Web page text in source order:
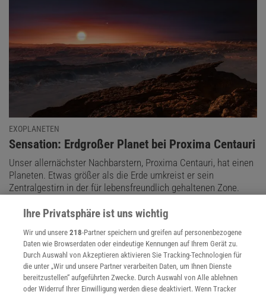
EXOPLANETEN
:
Sensation: Erdgroßer Planet bei Proxima Centauri
Unser allernächster Nachbarstern, Proxima Centauri, hat einen
Planeten. Etwas größer als die Erde umkreist er sein
Zentralgestirn in der für lebensfreundlich gehaltenen Zone.
Ihre Privatsphäre ist uns wichtig
Wir und unsere218-Partner speichern und greifen auf personenbezogene
Daten wie Browserdaten oder eindeutige Kennungen auf Ihrem Gerät zu.
Durch Auswahl von Akzeptieren aktivieren Sie Tracking-Technologien für
die unter „Wir und unsere Partner verarbeiten Daten, um Ihnen Dienste
bereitzustellen“ aufgeführten Zwecke. Durch Auswahl von Alle ablehnen
oder Widerruf Ihrer Einwilligung werden diese deaktiviert. Wenn Tracker